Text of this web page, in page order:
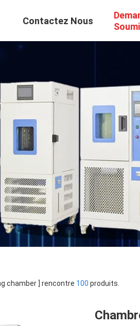
Contactez Nous
chamber ] rencontre 100 produits.